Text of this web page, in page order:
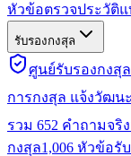
หัวข้อตรวจประวัติแ
รับรองกงสุล
ศูนย์รับรองกงสุ
การกงสุล แจ้งวัฒน
รวม 652 คำถามจริ
กงสุล1,006 หัวข้อรั